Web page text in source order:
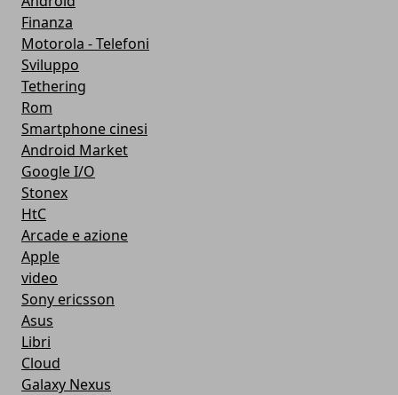
Finanza
Motorola - Telefoni
Sviluppo
Tethering
Rom
Smartphone cinesi
Android Market
Google I/O
Stonex
HtC
Arcade e azione
Apple
video
Sony ericsson
Asus
Libri
Cloud
Galaxy Nexus